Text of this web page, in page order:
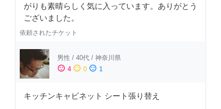
がりも素晴らしく気に入っています。ありがとう
ございました。
依頼されたチケット
男性 / 40代 / 神奈川県
sentiment_satisfied 4 sentiment_neutral 0 sentiment_dissatisfied 1
キッチンキャビネット シート張り替え